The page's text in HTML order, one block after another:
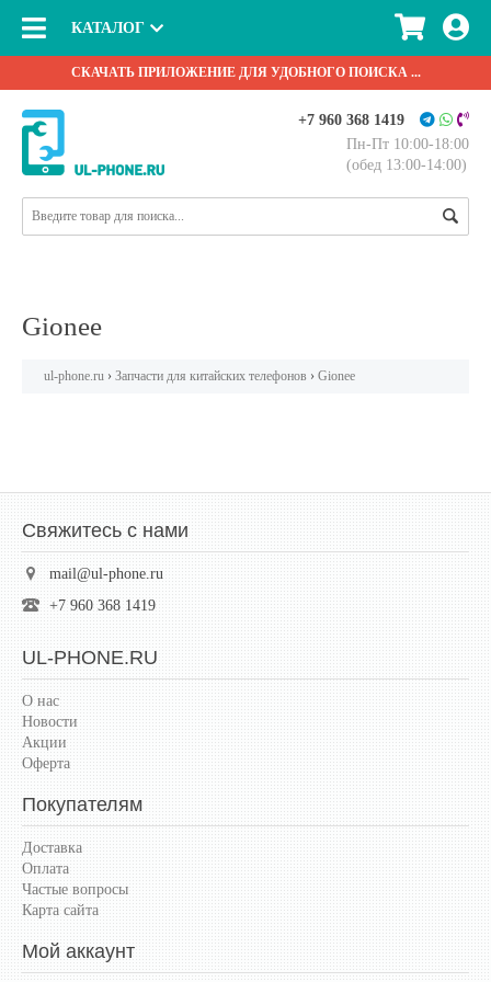
СКАЧАТЬ ПРИЛОЖЕНИЕ ДЛЯ УДОБНОГО ПОИСКА ...
+7 960 368 1419
Пн-Пт 10:00-18:00
(обед 13:00-14:00)
КАТАЛОГ
Gionee
ul-phone.ru › Запчасти для китайских телефонов › Gionee
Свяжитесь с нами
mail@ul-phone.ru
+7 960 368 1419
UL-PHONE.RU
О нас
Новости
Акции
Оферта
Покупателям
Доставка
Оплата
Частые вопросы
Карта сайта
Мой аккаунт